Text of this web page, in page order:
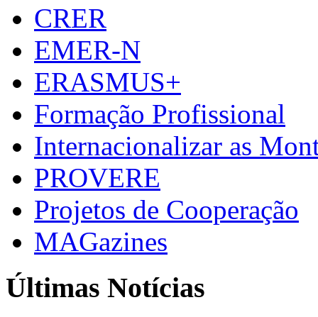
CRER
EMER-N
ERASMUS+
Formação Profissional
Internacionalizar as
PROVERE
Projetos de Cooperação
MAGazines
Últimas Notícias